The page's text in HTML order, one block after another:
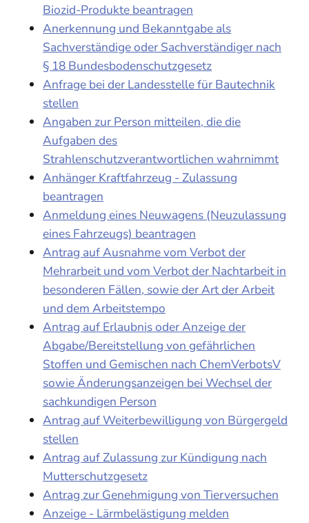
Biozid-Produkte beantragen
Anerkennung und Bekanntgabe als
Sachverständige oder Sachverständiger nach
§ 18 Bundesbodenschutzgesetz
Anfrage bei der Landesstelle für Bautechnik
stellen
Angaben zur Person mitteilen, die die
Aufgaben des
Strahlenschutzverantwortlichen wahrnimmt
Anhänger Kraftfahrzeug - Zulassung
beantragen
Anmeldung eines Neuwagens (Neuzulassung
eines Fahrzeugs) beantragen
Antrag auf Ausnahme vom Verbot der
Mehrarbeit und vom Verbot der Nachtarbeit in
besonderen Fällen, sowie der Art der Arbeit
und dem Arbeitstempo
Antrag auf Erlaubnis oder Anzeige der
Abgabe/Bereitstellung von gefährlichen
Stoffen und Gemischen nach ChemVerbotsV
sowie Änderungsanzeigen bei Wechsel der
sachkundigen Person
Antrag auf Weiterbewilligung von Bürgergeld
stellen
Antrag auf Zulassung zur Kündigung nach
Mutterschutzgesetz
Antrag zur Genehmigung von Tierversuchen
Anzeige - Lärmbelästigung melden